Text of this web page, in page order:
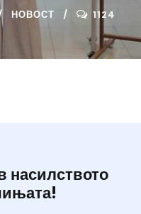
НОВОСТ 1124
насилството